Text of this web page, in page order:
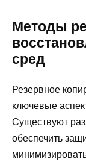
Методы
сред
Резервное
ключевые
Существуют
обеспечить